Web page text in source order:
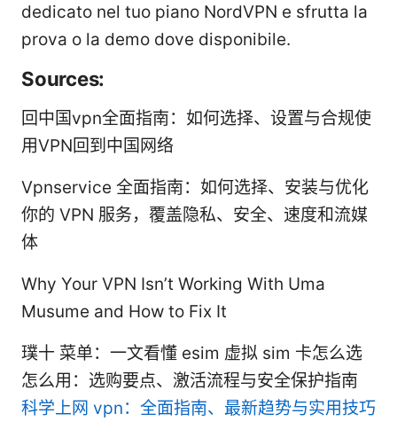
dedicato nel tuo piano NordVPN e sfrutta la
prova o la demo dove disponibile.
Sources:
回中国vpn全面指南：如何选择、设置与合规使
用VPN回到中国网络
Vpnservice 全面指南：如何选择、安装与优化
你的 VPN 服务，覆盖隐私、安全、速度和流媒
体
Why Your VPN Isn’t Working With Uma
Musume and How to Fix It
璞十 菜单：一文看懂 esim 虚拟 sim 卡怎么选
怎么用：选购要点、激活流程与安全保护指南
科学上网 vpn：全面指南、最新趋势与实用技巧